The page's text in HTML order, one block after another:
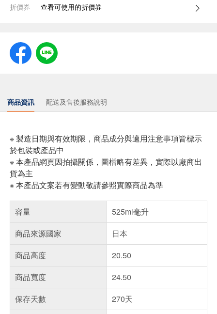
折價券 查看可使用的折價券
商品資訊 配送及售後服務說明
※ 製造日期與有效期限，商品成分與適用注意事項皆標示
於包裝或產品中
※ 本產品網頁因拍攝關係，圖檔略有差異，實際以廠商出
貨為主
※ 本產品文案若有變動敬請參照實際商品為準
容量
525ml毫升
商品來源國家
日本
商品高度
20.50
商品寬度
24.50
保存天數
270天